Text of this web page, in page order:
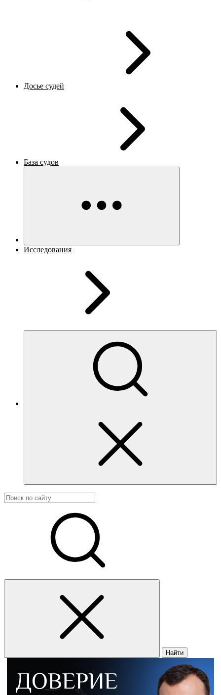
Досье судей
База судов
Исследования
Найти